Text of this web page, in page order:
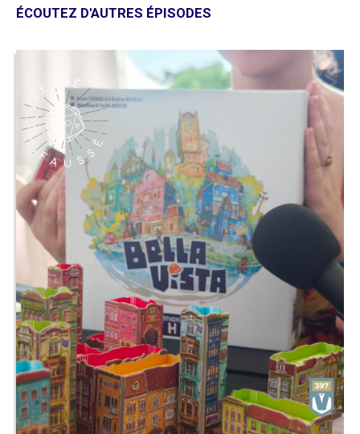
Illustré par Anthony Wolff
Description : Dans ce jeu de cartes pour
1 à 2 joueurs, les duchés de Valados et
de Téressie s’opposent pour l’accession
au trône. Piégez votre adversaire grâce
au système « Split & Trap » et obtenez
les meilleures cartes possibles pour
votre développement.
Alors que la Dynastie Gahelm, s’éteint,
les Duchés de Valados et Teressie
luttent pour le trône. Ils développent
leurs cités, conquièrent de nouvelles
terres, et préparent leur peuple. Mais
leurs ambitions les mènent à libérer
d'anciennes menaces...
Présenté parAlex,Zephiriel &
Sam
Twitter @ledefausse
InstagramLe Dé Faussé
FacebookLe Dé Faussé
ÉCOUTEZ D'AUTRES ÉPISODES